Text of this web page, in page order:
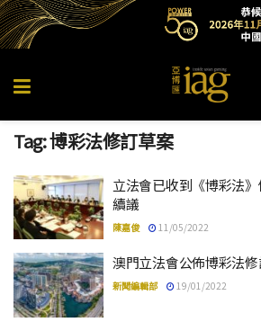
Tag:博彩法修訂草案
立法會已收到《博彩法
續議
陳嘉俊 11/05/2022
澳門立法會公佈博彩法
新聞編輯部 19/01/2022